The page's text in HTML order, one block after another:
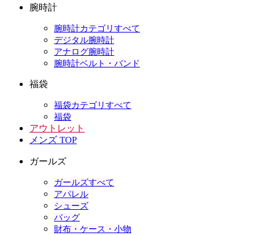
腕時計
腕時計カテゴリすべて
デジタル腕時計
アナログ腕時計
腕時計ベルト・バンド
福袋
福袋カテゴリすべて
福袋
アウトレット
メンズ TOP
ガールズ
ガールズすべて
アパレル
シューズ
バッグ
財布・ケース・小物